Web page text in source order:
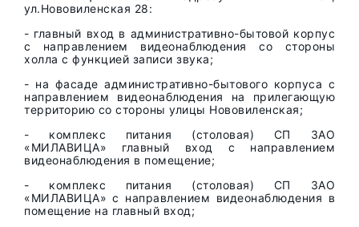
ул.Нововиленская 28:
- главный вход в административно-бытовой корпус
с направлением видеонаблюдения со стороны
холла с функцией записи звука;
- на фасаде административно-бытового корпуса с
направлением видеонаблюдения на прилегающую
территорию со стороны улицы Нововиленская;
- комплекс питания (столовая) СП ЗАО
«МИЛАВИЦА» главный вход с направлением
видеонаблюдения в помещение;
- комплекс питания (столовая) СП ЗАО
«МИЛАВИЦА» с направлением видеонаблюдения в
помещение на главный вход;